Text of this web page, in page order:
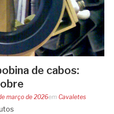
de cabos:
março de 2026em Cavaletes